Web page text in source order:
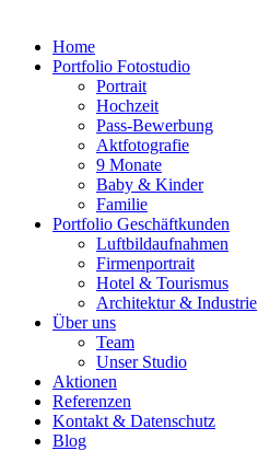
Home
Portfolio Fotostudio
Portrait
Hochzeit
Pass-Bewerbung
Aktfotografie
9 Monate
Baby & Kinder
Familie
Portfolio Geschäftkunden
Luftbildaufnahmen
Firmenportrait
Hotel & Tourismus
Architektur & Industrie
Über uns
Team
Unser Studio
Aktionen
Referenzen
Kontakt & Datenschutz
Blog